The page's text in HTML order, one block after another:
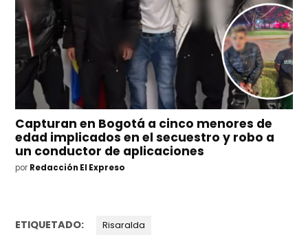
Capturan en Bogotá a cinco menores de
edad implicados en el secuestro y robo a
un conductor de aplicaciones
por Redacción El Expreso
ETIQUETADO: Risaralda